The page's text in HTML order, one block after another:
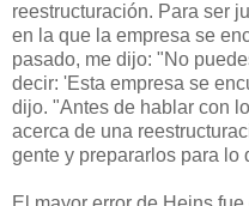
reestructuración. Para ser
en la que la empresa se
pasado, me dijo: "No
decir: 'Esta empresa se
dijo. "Antes de hablar con
acerca de una
gente y prepararlos para lo